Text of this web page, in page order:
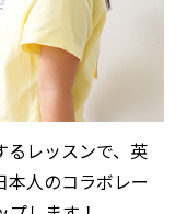
るレッスンで、英
本人のコラボレー